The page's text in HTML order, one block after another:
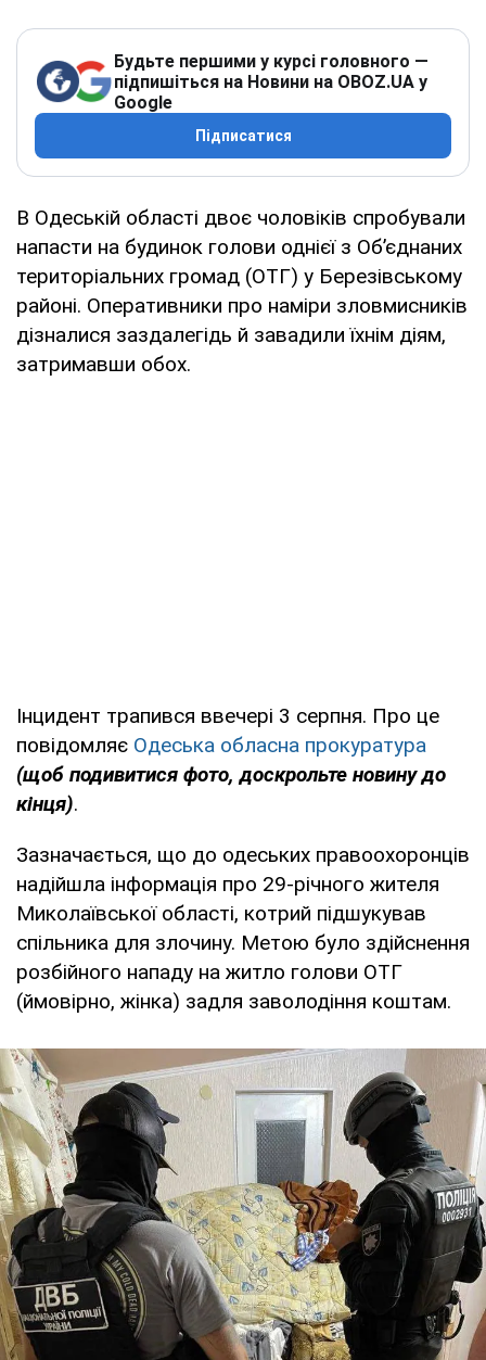
Будьте першими у курсі головного —
підпишіться на Новини на OBOZ.UA у
Google
Підписатися
В Одеській області двоє чоловіків спробували
напасти на будинок голови однієї з Об’єднаних
територіальних громад (ОТГ) у Березівському
районі. Оперативники про наміри зловмисників
дізналися заздалегідь й завадили їхнім діям,
затримавши обох.
Інцидент трапився ввечері 3 серпня. Про це
повідомляє Одеська обласна прокуратура
(щоб подивитися фото, доскрольте новину до
кінця).
Зазначається, що до одеських правоохоронців
надійшла інформація про 29-річного жителя
Миколаївської області, котрий підшукував
спільника для злочину. Метою було здійснення
розбійного нападу на житло голови ОТГ
(ймовірно, жінка) задля заволодіння коштам.